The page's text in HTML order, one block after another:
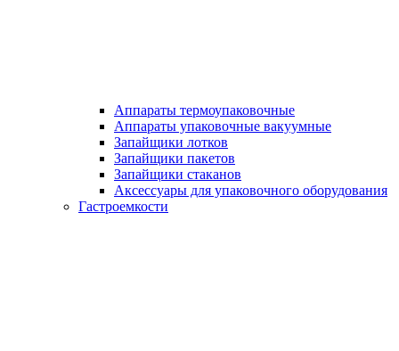
Аппараты термоупаковочные
Аппараты упаковочные вакуумные
Запайщики лотков
Запайщики пакетов
Запайщики стаканов
Аксессуары для упаковочного оборудования
Гастроемкости